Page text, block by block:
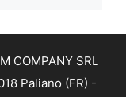
COMPANY SRL
Paliano (FR) -